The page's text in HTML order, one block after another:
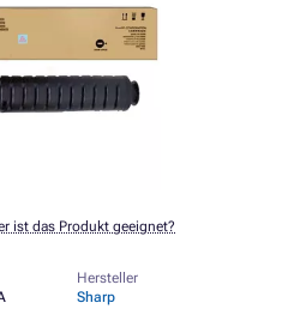
ist das Produkt geeignet?
Hersteller
Sharp